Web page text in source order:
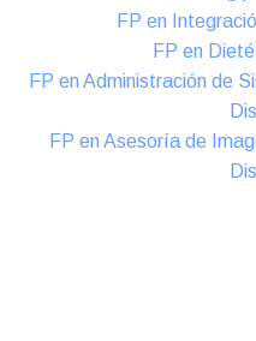
FP en
FP en
FP en Administración de
FP en Asesoría de